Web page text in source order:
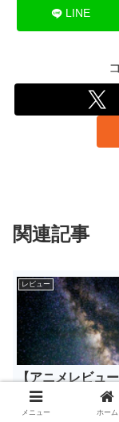
LINE
関連記事
レビュー
【アニメレビュ
名作『トップを
を観た感想【オ
メニュー ホーム